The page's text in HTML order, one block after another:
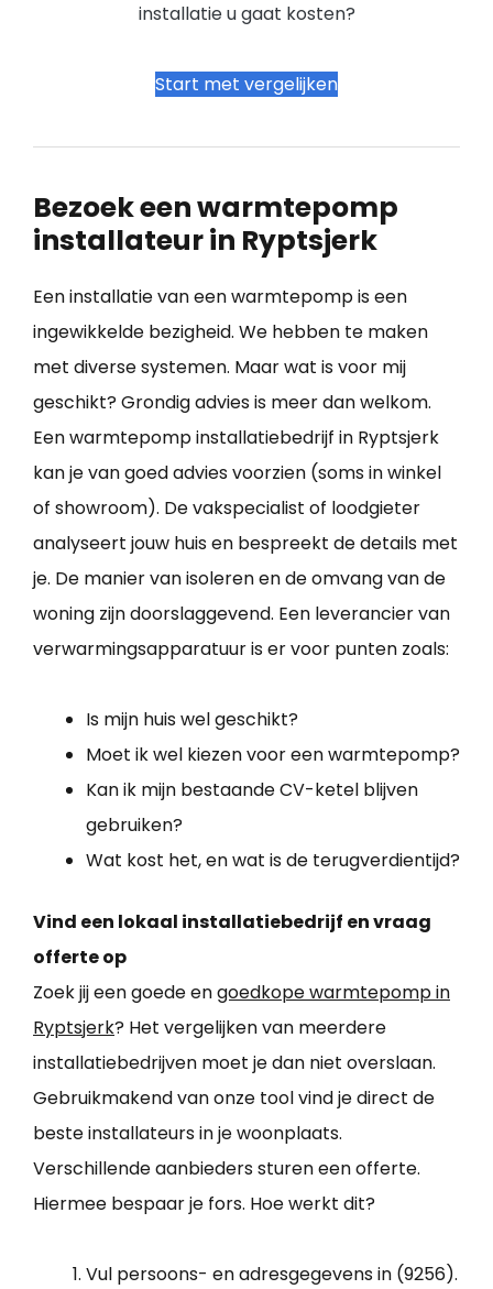
installatie u gaat kosten?
Start met vergelijken
Bezoek een warmtepomp
installateur in Ryptsjerk
Een installatie van een warmtepomp is een
ingewikkelde bezigheid. We hebben te maken
met diverse systemen. Maar wat is voor mij
geschikt? Grondig advies is meer dan welkom.
Een warmtepomp installatiebedrijf in Ryptsjerk
kan je van goed advies voorzien (soms in winkel
of showroom). De vakspecialist of loodgieter
analyseert jouw huis en bespreekt de details met
je. De manier van isoleren en de omvang van de
woning zijn doorslaggevend. Een leverancier van
verwarmingsapparatuur is er voor punten zoals:
Is mijn huis wel geschikt?
Moet ik wel kiezen voor een warmtepomp?
Kan ik mijn bestaande CV-ketel blijven
gebruiken?
Wat kost het, en wat is de terugverdientijd?
Vind een lokaal installatiebedrijf en vraag
offerte op
Zoek jij een goede engoedkope warmtepomp in
Ryptsjerk? Het vergelijken van meerdere
installatiebedrijven moet je dan niet overslaan.
Gebruikmakend van onze tool vind je direct de
beste installateurs in je woonplaats.
Verschillende aanbieders sturen een offerte.
Hiermee bespaar je fors. Hoe werkt dit?
Vul persoons- en adresgegevens in (9256).